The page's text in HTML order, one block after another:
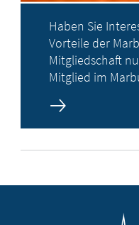
Haben Sie
Vorteile der
Mitgliedschaft
Mitglied im